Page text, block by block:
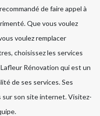
de faire appel à
Que vous voulez
voulez remplacer
choisissez les services
Rénovation qui est un
de ses services. Ses
son site internet. Visitez-